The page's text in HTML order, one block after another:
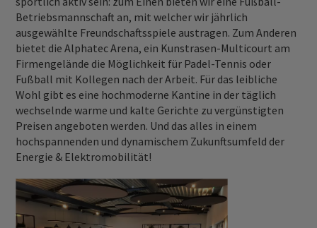
Betriebsmannschaft an, mit welcher wir jährlich
ausgewählte Freundschaftsspiele austragen. Zum Anderen
bietet die Alphatec Arena, ein Kunstrasen-Multicourt am
Firmengelände die Möglichkeit für Padel-Tennis oder
Fußball mit Kollegen nach der Arbeit. Für das leibliche
Wohl gibt es eine hochmoderne Kantine in der täglich
wechselnde warme und kalte Gerichte zu vergünstigten
Preisen angeboten werden. Und das alles in einem
hochspannenden und dynamischem Zukunftsumfeld der
Energie & Elektromobilität!